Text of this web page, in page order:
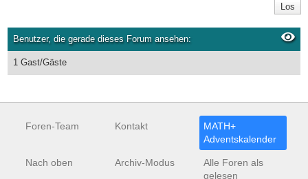
Benutzer, die gerade dieses Forum ansehen:
1 Gast/Gäste
Foren-Team Kontakt
MATH+
Adventskalender
Nach oben Archiv-Modus
Alle Foren als
gelesen